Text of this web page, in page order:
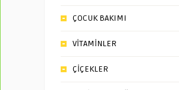
ÇOCUK BAKIMI
VİTAMİNLER
ÇİÇEKLER